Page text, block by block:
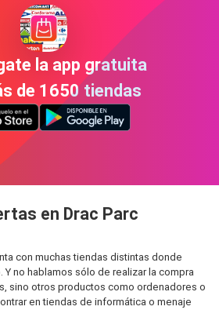
la app gratuita
de 1650 tiendas
en Drac Parc
con muchas tiendas distintas donde
no hablamos sólo de realizar la compra
sino otros productos como ordenadores o
en tiendas de informática o menaje